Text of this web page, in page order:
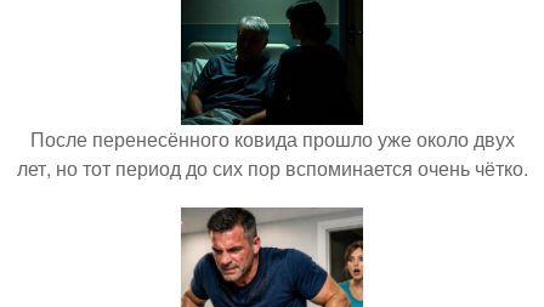
После перенесённого ковида прошло уже около двух
лет, но тот период до сих пор вспоминается очень чётко.